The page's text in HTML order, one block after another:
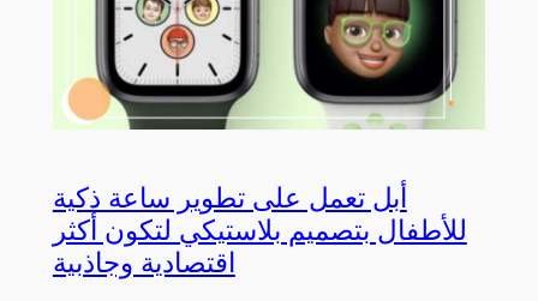
أبل تعمل على تطوير ساعة ذكية
للأطفال بتصميم بلاستيكي لتكون أكثر
اقتصادية وجاذبية